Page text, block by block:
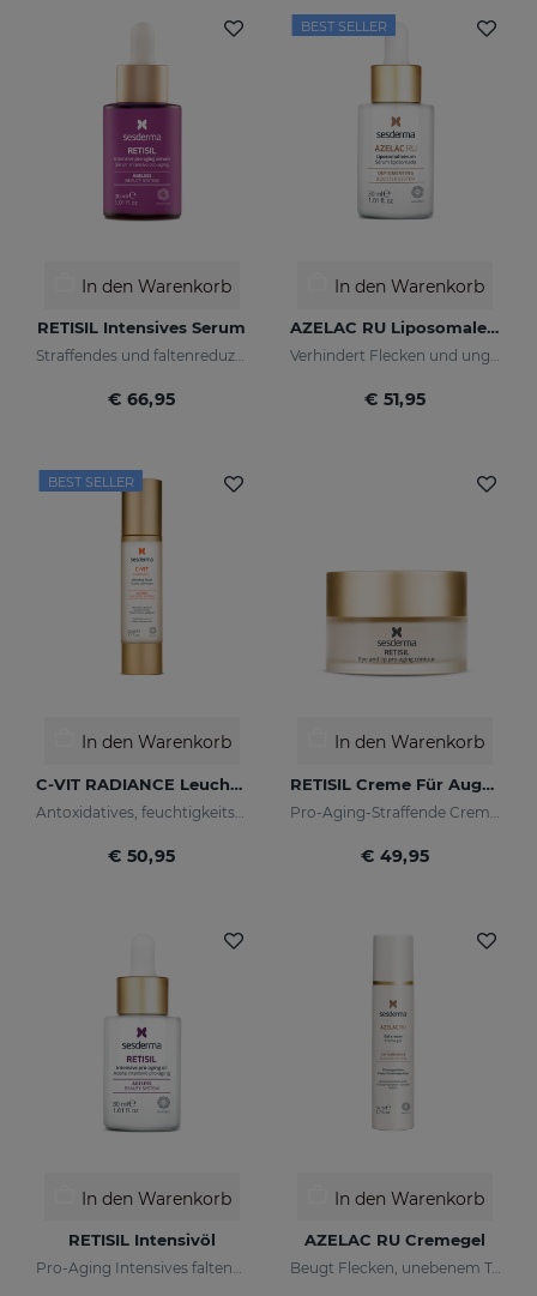
In den Warenkorb
RETISIL Intensives Serum
Straffendes und faltenreduzierendes Pro-Aging-Intensiv-Serum
€ 66,95
BEST SELLER
In den Warenkorb
AZELAC RU Liposomales Serum
Verhindert Flecken und ungleichmäßigen Hautton
€ 51,95
BEST SELLER
In den Warenkorb
C-VIT RADIANCE Leuchtkraft-Fluid
€ 50,95
In den Warenkorb
RETISIL Creme Für Augen Und Lippen
€ 49,95
In den Warenkorb
RETISIL Intensivöl
Pro-Aging Intensives faltenreduzierendes Gesichtsöl
In den Warenkorb
AZELAC RU Cremegel
Beugt Flecken, unebenem Ton und Falten der Haut vor